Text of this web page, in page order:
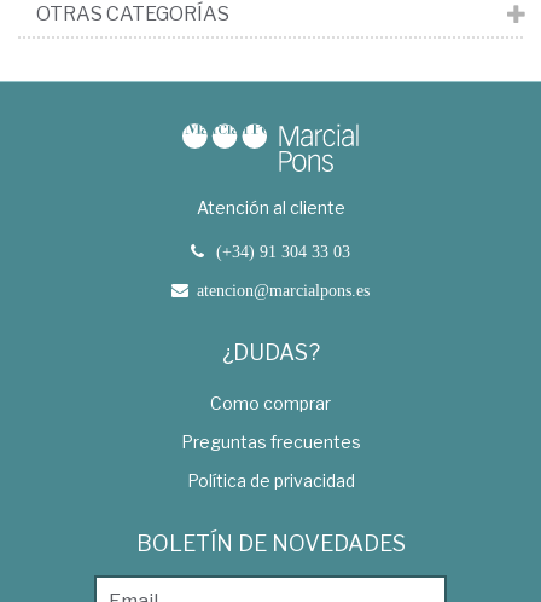
OTRAS CATEGORÍAS
Atención al cliente
(+34) 91 304 33 03
atencion@marcialpons.es
¿DUDAS?
Como comprar
Preguntas frecuentes
Política de privacidad
BOLETÍN DE NOVEDADES